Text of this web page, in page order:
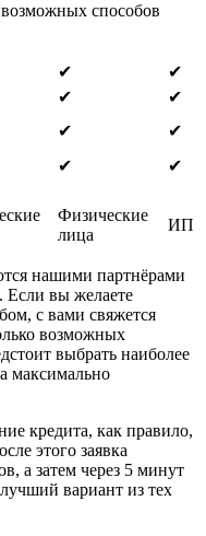
способов
✔
✔
✔
✔
✔
✔
✔
✔
Физические
лица
ИП
нашими партнёрами
Если вы желаете
с вами свяжется
возможных
выбрать наиболее
максимально
кредита, как правило,
этого заявка
а затем через 5 минут
вариант из тех